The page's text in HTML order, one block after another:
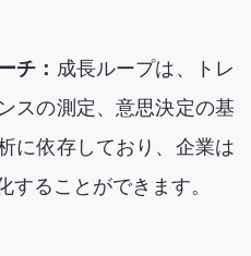
チ： 成長ループは、トレ
スの測定、意思決定の基
に依存しており、企業は
ることができます。